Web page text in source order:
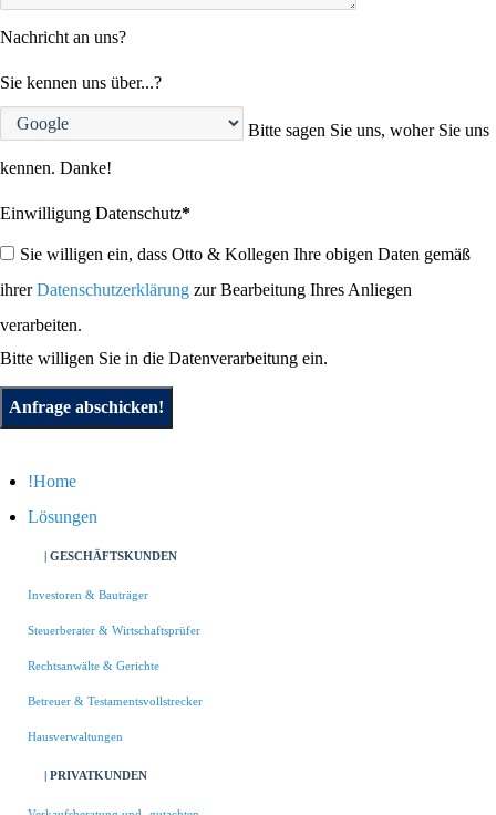
Nachricht an uns?
Sie kennen uns über...?
Bitte sagen Sie uns, woher Sie uns
kennen. Danke!
Einwilligung Datenschutz*
Sie willigen ein, dass Otto & Kollegen Ihre obigen Daten gemäß
ihrerDatenschutzerklärung zur Bearbeitung Ihres Anliegen
verarbeiten.
Bitte willigen Sie in die Datenverarbeitung ein.
Anfrage abschicken!
Home
Lösungen
| GESCHÄFTSKUNDEN
Investoren & Bauträger
Steuerberater & Wirtschaftsprüfer
Rechtsanwälte & Gerichte
Betreuer & Testamentsvollstrecker
Hausverwaltungen
| PRIVATKUNDEN